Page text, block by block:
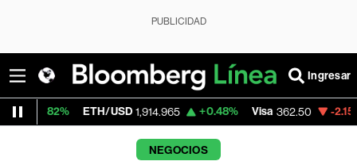
PUBLICIDAD
Ingresar
ETH/USD 1,914.965 +0.48% Visa 362.50 -2.15%
NEGOCIOS